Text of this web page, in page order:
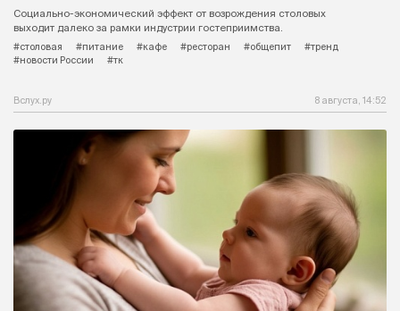
Социально-экономический эффект от возрождения столовых
выходит далеко за рамки индустрии гостеприимства.
#столовая
#питание #кафе #ресторан #общепит
#тренд
#новости России
#тк
Вслух.ру 8 августа, 14:52